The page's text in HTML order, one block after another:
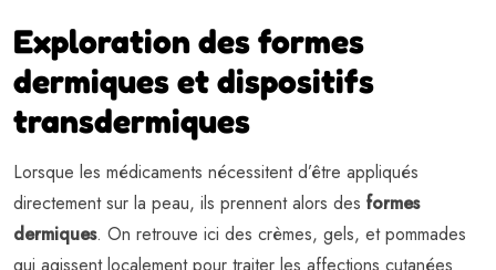
Exploration des formes
dermiques et dispositifs
transdermiques
Lorsque les médicaments nécessitent d’être appliqués
directement sur la peau, ils prennent alors des formes
dermiques. On retrouve ici des crèmes, gels, et pommades